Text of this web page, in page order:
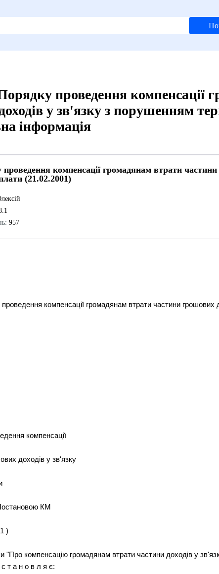
проведення компенсації
у зв'язку з порушенням
інформація
компенсації громадянам втрати частини
(21.02.2001)
957
компенсації громадянам втрати частини грошових
компенсації
доходів у зв'язку
КМ
)
"Про компенсацію громадянам втрати частини доходів у
с т а н о в л я є: